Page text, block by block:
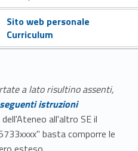
Sito web personale
Curriculum
a lato risultino assenti,
istruzioni
all'altro SE il
basta comporre le